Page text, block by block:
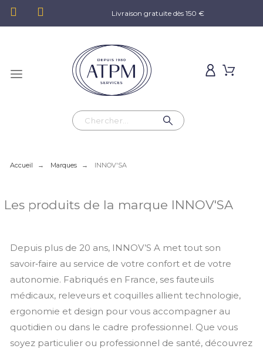
Livraison gratuite dès 150 €
Accueil Marques INNOV'SA
Les produits de la marque INNOV'SA
Depuis plus de 20 ans, INNOV’S A met tout son
savoir‑faire au service de votre confort et de votre
autonomie. Fabriqués en France, ses fauteuils
médicaux, releveurs et coquilles allient technologie,
ergonomie et design pour vous accompagner au
quotidien ou dans le cadre professionnel. Que vous
soyez particulier ou professionnel de santé, découvrez